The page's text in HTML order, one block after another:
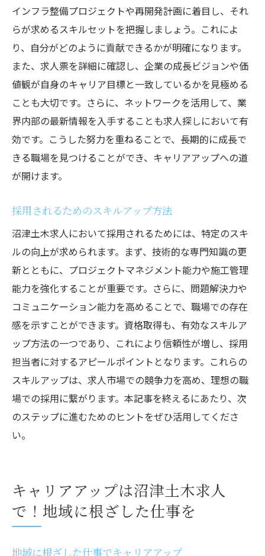
インフラ整備プロジェクトや再開発計画に着目し、それ
らが求めるスキルセットを把握しましょう。これによ
り、自分がどのように貢献できるかが明確になります。
また、求人票を詳細に確認し、企業の成長ビジョンや価
値観が自身のキャリア目標と一致しているかを見極める
ことも大切です。さらに、ネットワークを活用して、業
界内部の最新情報を入手することも求人探しにおいて有
効です。こうした努力を重ねることで、長期的に成長で
きる職場を見つけることができ、キャリアアップへの道
が開けます。
採用されるためのスキルアップ方法
沼津土木求人において採用されるためには、特定のスキ
ルの向上が求められます。まず、技術的な専門知識の更
新とともに、プロジェクトマネジメント能力や施工管理
能力を強化することが重要です。さらに、問題解決力や
コミュニケーション能力を高めることで、職場での存在
感を示すことができます。資格取得も、有効なスキルア
ップ方法の一つであり、これにより信頼性が増し、採用
担当者に対するアピールポイントとなります。これらの
スキルアップは、求人市場での競争力を高め、理想の職
場での採用に繋がります。本記事を終えるにあたり、次
のステップに進むためのヒントをぜひ活用してくださ
い。
キャリアアップは沼津土木求人
で！地域に根ざした仕事を
地域に根ざした仕事でキャリアアップ